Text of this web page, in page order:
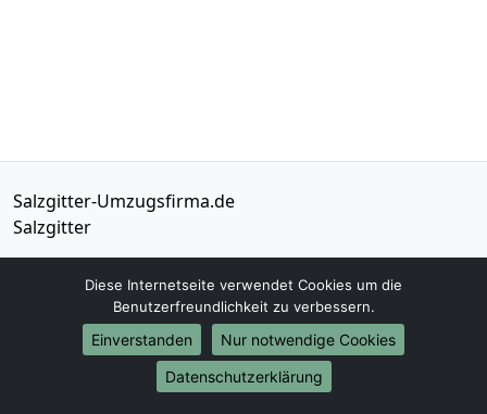
Salzgitter-Umzugsfirma.de
Salzgitter
01579-2482375
info@salzgitter-umzugsfirma.de
Öffnungszeiten:Mo - Sa: 07:30 - 18:00 Uhr
Diese Internetseite verwendet Cookies um die
Benutzerfreundlichkeit zu verbessern.
Einverstanden
Nur notwendige Cookies
Datenschutzerklärung